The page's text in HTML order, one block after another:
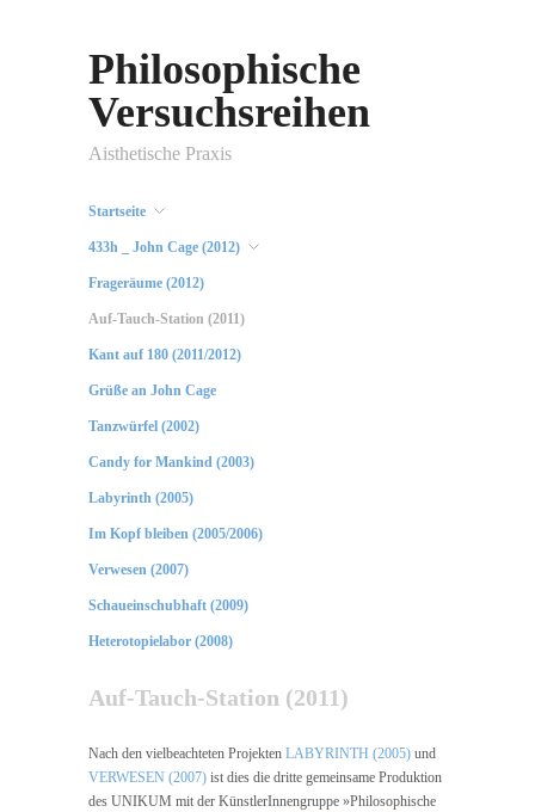
Philosophische
Versuchsreihen
Aisthetische Praxis
Startseite
433h _ John Cage (2012)
Frageräume (2012)
Auf-Tauch-Station (2011)
Kant auf 180 (2011/2012)
Grüße an John Cage
Tanzwürfel (2002)
Candy for Mankind (2003)
Labyrinth (2005)
Im Kopf bleiben (2005/2006)
Verwesen (2007)
Schaueinschubhaft (2009)
Heterotopielabor (2008)
Auf-Tauch-Station (2011)
Nach den vielbeachteten Projekten LABYRINTH (2005) und
VERWESEN (2007) ist dies die dritte gemeinsame Produktion
des UNIKUM mit der KünstlerInnengruppe »Philosophische